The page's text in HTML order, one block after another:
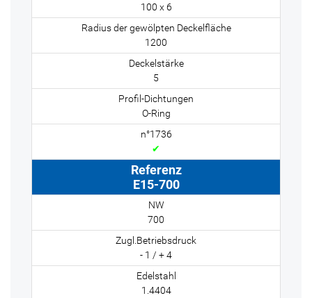
100 x 6
1200
5
O-Ring
✔
E15-700
700
- 1 / + 4
1.4404